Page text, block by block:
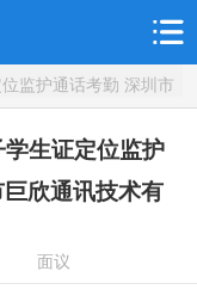
监护通话考勤 深圳市
生证定位监护
欣通讯技术有
面议